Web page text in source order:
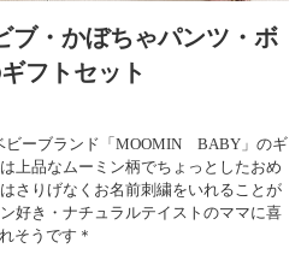
ブ・かぼちゃパンツ・ボ
フトセット
ビーブランド「MOOMIN BABY」のギ
上品なムーミン柄でちょっとしたおめ
さりげなくお名前刺繍をいれることが
好き・ナチュラルテイストのママに喜
そうです＊